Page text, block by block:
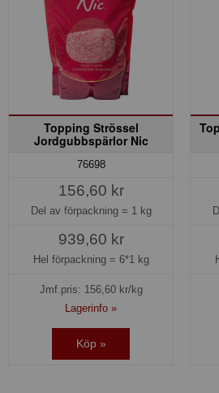
Topping Strössel
Jordgubbspärlor Nic
76698
156,60 kr
Del av förpackning = 1 kg
939,60 kr
Hel förpackning = 6*1 kg
Jmf.pris: 156,60kr/kg
Lagerinfo »
Köp »